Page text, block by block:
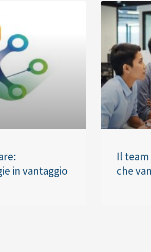
in vantaggio
Il team
che